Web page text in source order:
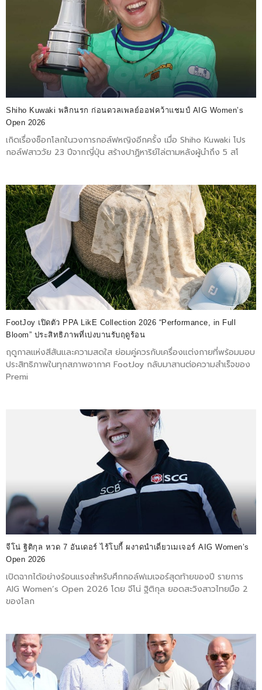
Shiho Kuwaki พลิกนรก ก่อนดวลเพลย์ออฟคว้าแชมป์ AIG Women’s
Open 2026
เกิดเรื่องช็อกโลกในวงการกอล์ฟหญิงอีกครั้ง เมื่อ Shiho Kuwaki โปร
กอล์ฟสาววัย 23 ปีจากญี่ปุ่น สร้างปาฏิหาริย์ไล่ตามหลังผู้นำถึง 5 สโ
FootJoy เปิดตัว PPA LikE Collection 2026 “Performance, in Full
Bloom” ประสิทธิภาพที่เบ่งบานรับฤดูร้อน
ฤดูกาลแห่งสีสันและความสดใส ย่อมคู่ควรกับเครื่องแต่งกายที่พร้อมมอบ
ประสิทธิภาพในทุกสภาพอากาศ FootJoy กลับมาสานต่อความสำเร็จของ
Premi
จีโน่ ฐิติกุล หวด 7 อันเดอร์ ไร้โบกี้ ผงาดนำเดี่ยวเมเจอร์ AIG Women’s
Open 2026
เปิดฉากได้อย่างร้อนแรงสำหรับศึกกอล์ฟเมเจอร์สุดท้ายของปี รายการ
AIG Women’s Open 2026 โดย จีโน่ ฐิติกุล ยอดสะวิงสาวไทยมือ 2
ของโลก